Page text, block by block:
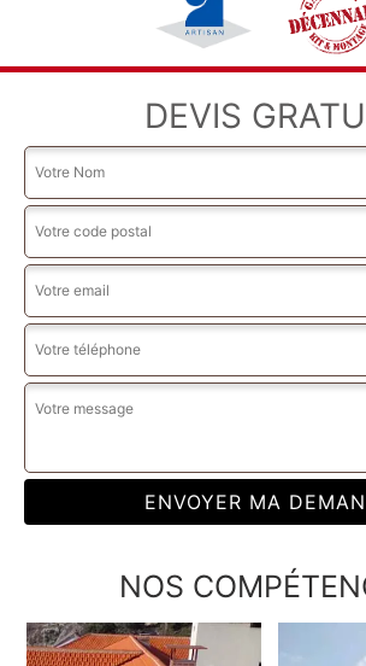
DEVIS
NOS